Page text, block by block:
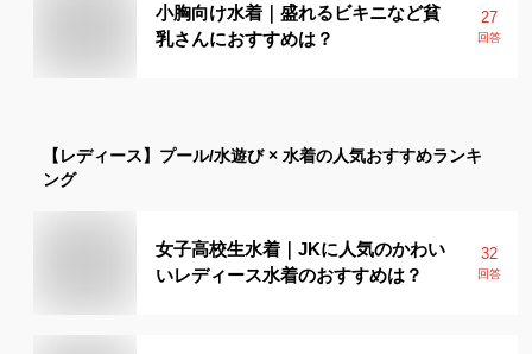
小胸向け水着｜盛れるビキニなど貧
乳さんにおすすめは？
27
回答
【レディース】 プール/水遊び × 水着の人気おすすめランキ
ング
女子高校生水着｜JKに人気のかわい
いレディース水着のおすすめは？
32
回答